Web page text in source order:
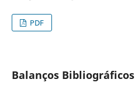
PDF
Balanços Bibliográficos